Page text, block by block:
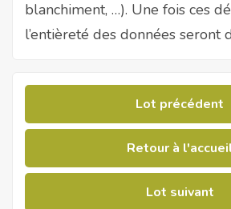
blanchiment, …). Une fois ces
l’entièreté des données seront
Lot précédent
Retour à
Lot suivant